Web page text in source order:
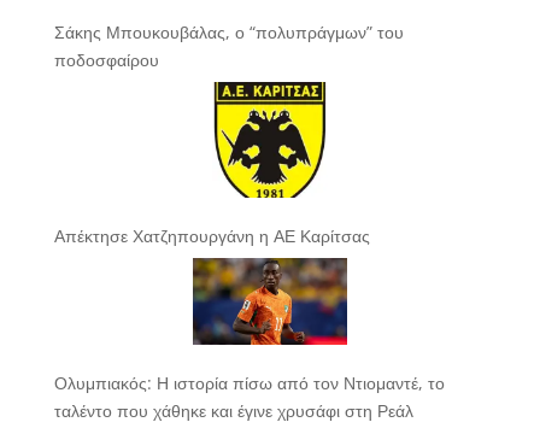
Σάκης Μπουκουβάλας, ο “πολυπράγμων” του
ποδοσφαίρου
Απέκτησε Χατζηπουργάνη η ΑΕ Καρίτσας
Ολυμπιακός: Η ιστορία πίσω από τον Ντιομαντέ, το
ταλέντο που χάθηκε και έγινε χρυσάφι στη Ρεάλ